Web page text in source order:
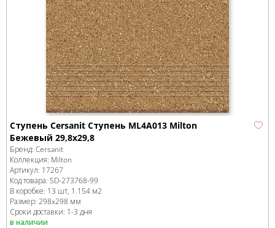
Ступень Cersanit Ступень ML4A013 Milton
Бежевый 29,8x29,8
Бренд: Cersanit
Коллекция: Milton
Артикул: 17267
Код товара: SD-273768-99
В коробке: 13 шт, 1.154 м2
Размер: 298x298 мм
Сроки доставки: 1-3 дня
в наличии